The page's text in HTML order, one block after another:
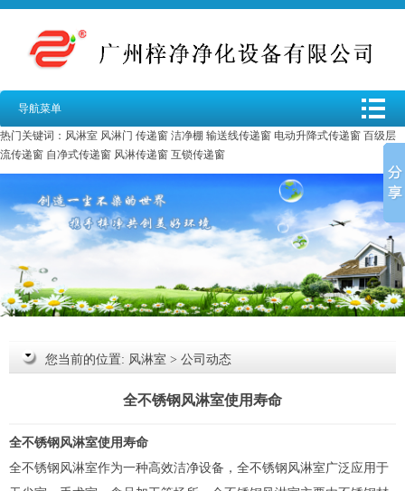
导航菜单
热门关键词： 风淋室 风淋门 传递窗 洁净棚 输送线传递窗 电动升降式传递窗 百级层
流传递窗 自净式传递窗 风淋传递窗 互锁传递窗
您当前的位置: 风淋室 > 公司动态
全不锈钢风淋室使用寿命
全不锈钢风淋室使用寿命
全不锈钢 风淋室作为一种高效洁净设备，全不锈钢风淋室广泛应用于